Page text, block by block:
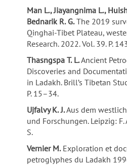
Man L., Jiayangnima L.,
Bednarik R. G.The 2019
Qinghai-Tibet Plateau,
Research. 2022. Vol. 39. P.
Thasngspa T. L.Ancient
Discoveries and
in Ladakh. Brill’s Tibetan
P. 15–34.
Ujfalvy K. J.Aus dem
und Forschungen. Leipzig:
S.
Vernier M.Exploration et
petroglyphes du Ladakh